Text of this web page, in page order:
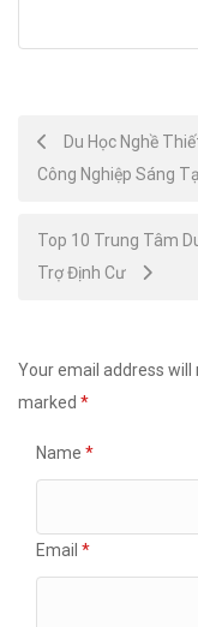
Post
navigation
Du Học Nghề
Công Nghiệp Sáng
Top 10 Trung Tâm
Trợ Định Cư
Your email address will
marked *
Name *
Email *